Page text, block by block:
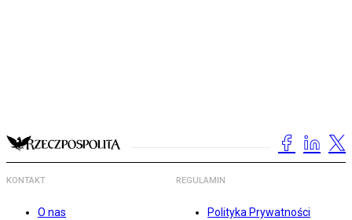
KONTAKT
O nas
REGULAMIN
Polityka Prywatności